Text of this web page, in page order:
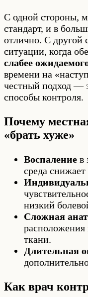
С одной стороны,
стандарт, и в
отлично. С другой
ситуации, когда
слабее
времени на
честный подход —
способы контроля.
Почему
«брать хуже»
Воспаление в
среда
низкий
Сложная
расположения
ткани.
Длительная
Как врач